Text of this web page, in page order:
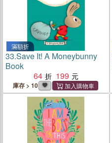
滿額折
33.Save It! A Moneybunny
Book
64
199
庫存 > 10